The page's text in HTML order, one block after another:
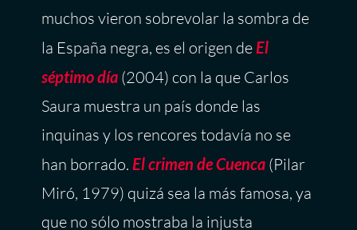
muchos vieron sobrevolar la sombra de
la España negra, es el origen de El
séptimo día (2004) con la que Carlos
Saura muestra un país donde las
inquinas y los rencores todavía no se
han borrado. El crimen de Cuenca (Pilar
Miró, 1979) quizá sea la más famosa, ya
que no sólo mostraba la injusta